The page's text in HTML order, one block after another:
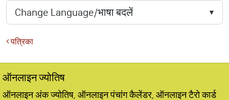
पत्रिका
ऑनलाइन ज्योतिष
ऑनलाइन अंक ज्योतिष, ऑनलाइन पंचांग कैलेंडर, ऑनलाइन टैरो कार्ड